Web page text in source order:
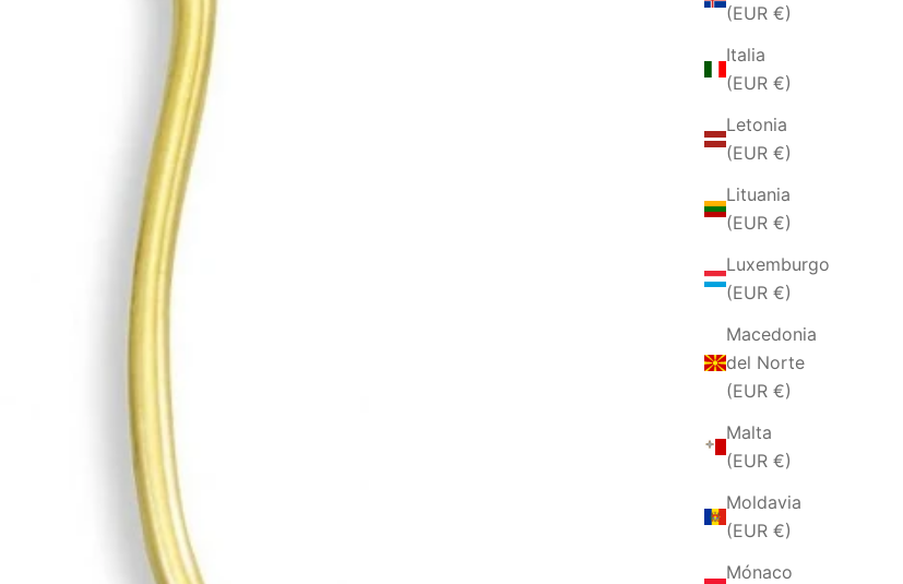
(EUR €)
Italia
(EUR €)
Letonia
(EUR €)
Lituania
(EUR €)
Luxemburgo
(EUR €)
Macedonia
del Norte
(EUR €)
Malta
(EUR €)
Moldavia
(EUR €)
Mónaco